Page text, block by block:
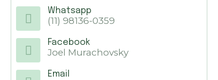
Whatsapp
(11) 98136-0359
Facebook
Joel Murachovsky
Email